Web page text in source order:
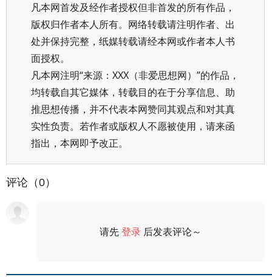
凡本网首发及经作者授权但非首发的所有作品，
版权归作者本人所有。网络转载请注明作者、出
处并保持完整，纸媒转载请经本网或作者本人书
面授权。
凡本网注明“来源：XXX（非爱思想网）”的作品，
均转载自其它媒体，转载目的在于分享信息、助
推思想传播，并不代表本网赞同其观点和对其真
实性负责。若作者或版权人不愿被使用，请来函
指出，本网即予改正。
评论（0）
请先登录 后发表评论～